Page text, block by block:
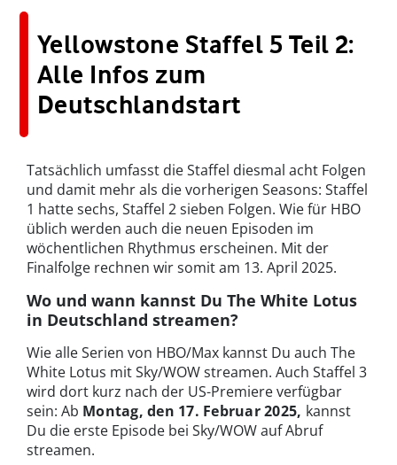
Yellowstone Staffel 5 Teil 2:
Alle Infos zum
Deutschlandstart
Tatsächlich umfasst die Staffel diesmal acht Folgen
und damit mehr als die vorherigen Seasons: Staffel
1 hatte sechs, Staffel 2 sieben Folgen. Wie für HBO
üblich werden auch die neuen Episoden im
wöchentlichen Rhythmus erscheinen. Mit der
Finalfolge rechnen wir somit am 13. April 2025.
Wo und wann kannst Du The White Lotus
in Deutschland streamen?
Wie alle Serien von HBO/Max kannst Du auch The
White Lotus mit Sky/WOW streamen. Auch Staffel 3
wird dort kurz nach der US-Premiere verfügbar
sein: Ab Montag, den 17. Februar 2025, kannst
Du die erste Episode bei Sky/WOW auf Abruf
streamen.